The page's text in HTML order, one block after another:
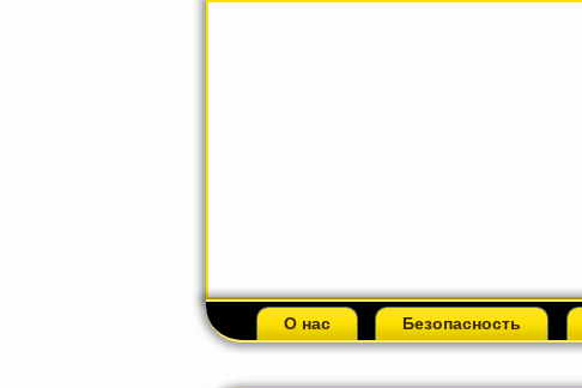
О нас Безопасность